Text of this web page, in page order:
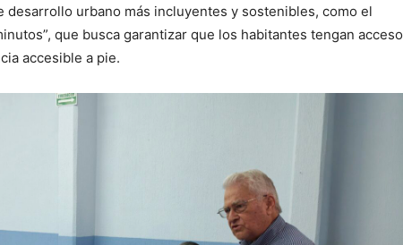
urbano más incluyentes y sostenibles, como el
que busca garantizar que los habitantes tengan acceso
accesible a pie.